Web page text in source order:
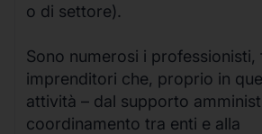
o di settore).
Sono numerosi i professionisti,
imprenditori che, proprio in
attività – dal supporto
coordinamento tra enti e alla